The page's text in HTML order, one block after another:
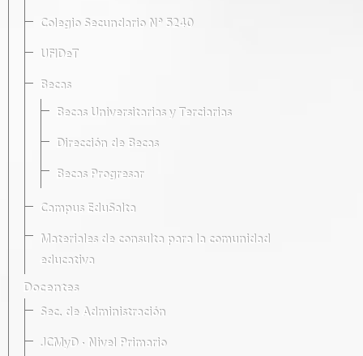
Colegio Secundario Nº 5240
UFIDeT
Becas
Becas Universitarias y Terciarias
Dirección de Becas
Becas Progresar
Campus EduSalta
Materiales de consulta para la comunidad
educativa
Docentes
Sec. de Administración
JCMyD · Nivel Primario